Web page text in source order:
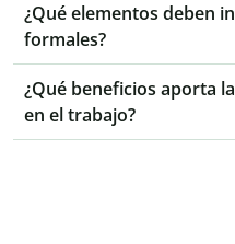
¿Qué elementos deben
formales?
¿Qué beneficios aporta
en el trabajo?